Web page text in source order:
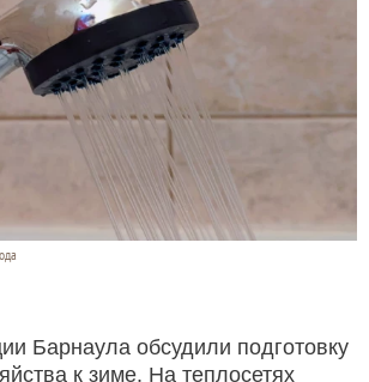
Барнаула обсудили подготовку
к зиме. На теплосетях